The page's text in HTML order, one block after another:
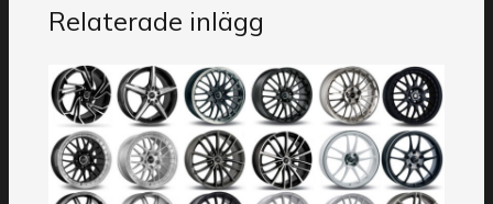
Relaterade inlägg